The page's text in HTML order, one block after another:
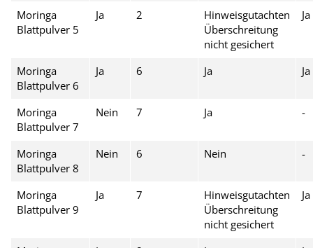
Moringa
Blattpulver 5
Ja 2
Hinweisgutachten
Überschreitung
nicht gesichert
Ja
Moringa
Blattpulver 6
Ja 6 Ja Ja
Moringa
Blattpulver 7
Nein 7 Ja -
Moringa
Blattpulver 8
Nein 6 Nein -
Moringa
Blattpulver 9
Ja 7
Hinweisgutachten
Überschreitung
nicht gesichert
Ja